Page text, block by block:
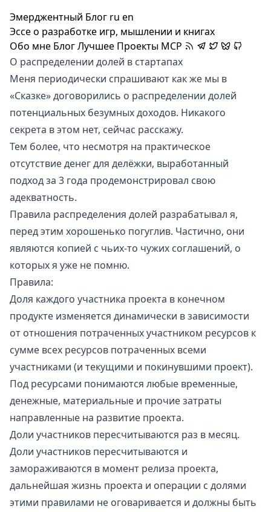
Эмерджентный Блог ru en
Эссе о разработке игр, мышлении и книгах
Обо мне БлогЛучшее Проекты MCP
О распределении долей в стартапах
Меня периодически спрашивают как же мы в
«Сказке»договорились о распределении долей
потенциальных безумных доходов. Никакого
секрета в этом нет, сейчас расскажу.
Тем более, что несмотря на практическое
отсутствие денег для делёжки, выработанный
подход за 3 года продемонстрировал свою
адекватность.
Правила распределения долей разрабатывал я,
перед этим хорошенько погуглив. Частично, они
являются копией с чьих-то чужих соглашений, о
которых я уже не помню.
Правила:
Доля каждого участника проекта в конечном
продукте изменяется динамически в зависимости
от отношения потраченных участником ресурсов к
сумме всех ресурсов потраченных всеми
участниками (и текущими и покинувшими проект).
Под ресурсами понимаются любые временные,
денежные, материальные и прочие затраты
направленные на развитие проекта.
Доли участников пересчитываются раз в месяц.
Доли участников пересчитываются и
замораживаются в момент релиза проекта,
дальнейшая жизнь проекта и операции с долями
этими правилами не оговаривается и должны быть